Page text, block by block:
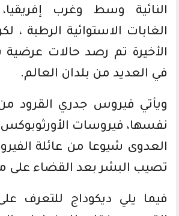
النائية وسط وغرب
الغابات الاستوائية الرطبة ،
الأخيرة تم رصد حالات
في العديد من بلدان العالم.
ويأتي فيروس جدري القرود
نفسها، فيروسات الأورثوبوكس.
العدوى شيوعا من عائلة
تصيب البشر بعد القضاء على
فيما يلي ديكوداج للتعرف